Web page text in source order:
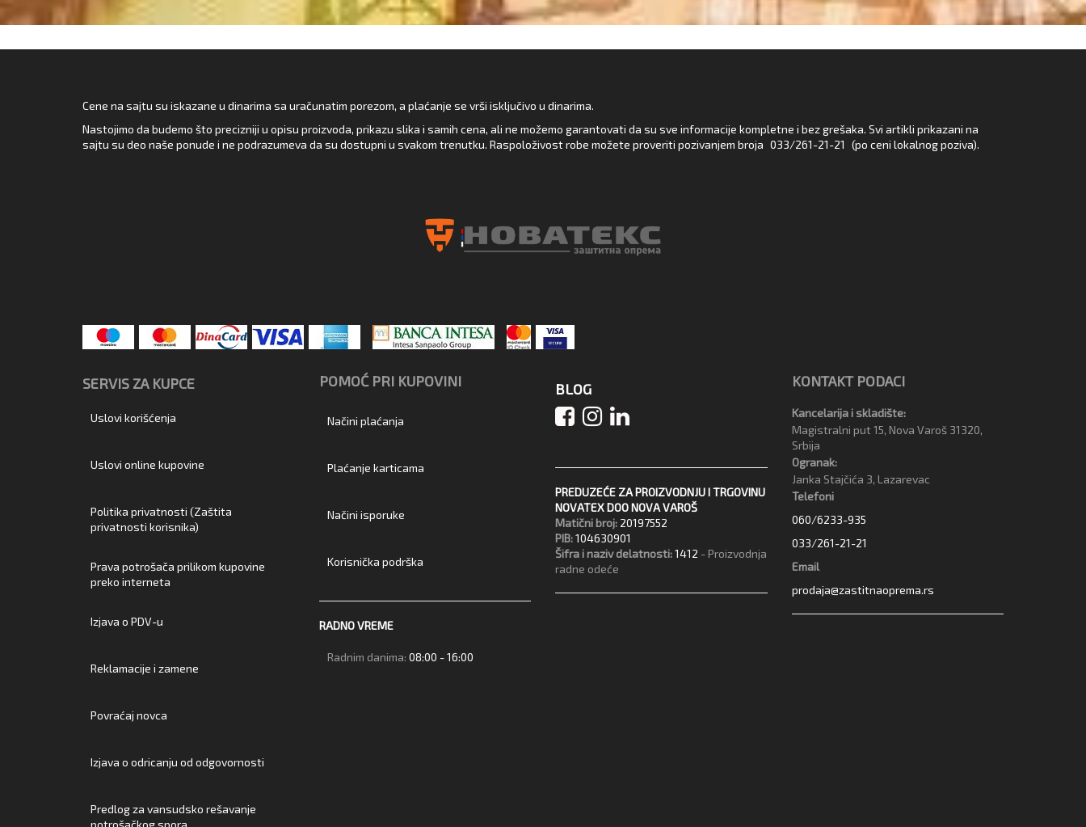
Cene na sajtu su iskazane u dinarima sa uračunatim porezom, a plaćanje se vrši isključivo u dinarima.
Nastojimo da budemo što precizniji u opisu proizvoda, prikazu slika i samih cena, ali ne možemo garantovati da su sve informacije kompletne i bez grešaka. Svi artikli prikazani na
sajtu su deo naše ponude i ne podrazumeva da su dostupni u svakom trenutku. Raspoloživost robe možete proveriti pozivanjem broja 033/261-21-21 (po ceni lokalnog poziva).
SERVIS ZA KUPCE
Uslovi korišćenja
Uslovi online kupovine
Politika privatnosti (Zaštita
privatnosti korisnika)
Prava potrošača prilikom kupovine
preko interneta
Izjava o PDV-u
Reklamacije i zamene
Povraćaj novca
Izjava o odricanju od odgovornosti
Predlog za vansudsko rešavanje
potrošačkog spora
POMOĆ PRI KUPOVINI
Načini plaćanja
Plaćanje karticama
Načini isporuke
Korisnička podrška
RADNO VREME
Radnim danima: 08:00 - 16:00
BLOG
PREDUZEĆE ZA PROIZVODNJU I TRGOVINU
NOVATEX DOO NOVA VAROŠ
Matični broj: 20197552
PIB:104630901
Šifra i naziv delatnosti:1412 - Proizvodnja
radne odeće
KONTAKT PODACI
Kancelarija i skladište:
Magistralni put 15, Nova Varoš 31320,
Srbija
Ogranak:
Janka Stajčića 3, Lazarevac
Telefoni
060/6233-935
033/261-21-21
Email
prodaja@zastitnaoprema.rs